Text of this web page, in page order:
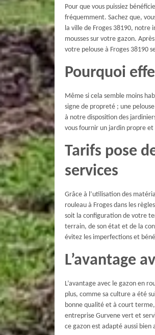
Pour que vous puissiez
fréquemment. Sachez que,
la ville de Froges 38190,
mousses sur votre gazon.
votre pelouse à Froges 38190
Pourquoi
Même si cela semble moins
signe de propreté ; une
à notre disposition des
vous fournir un jardin propre
Tarifs pose
services
Grâce à l’utilisation des
rouleau à Froges dans les
soit la configuration de votre
terrain, de son état et de la
évitez les imperfections et
L’avantage
L’avantage avec le gazon en
plus, comme sa culture a été
bonne qualité et à court
entreprise Gurvene vert et
ce gazon est adapté aussi bien